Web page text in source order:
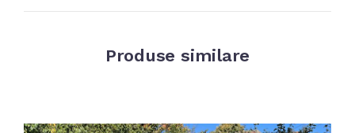
Produse similare